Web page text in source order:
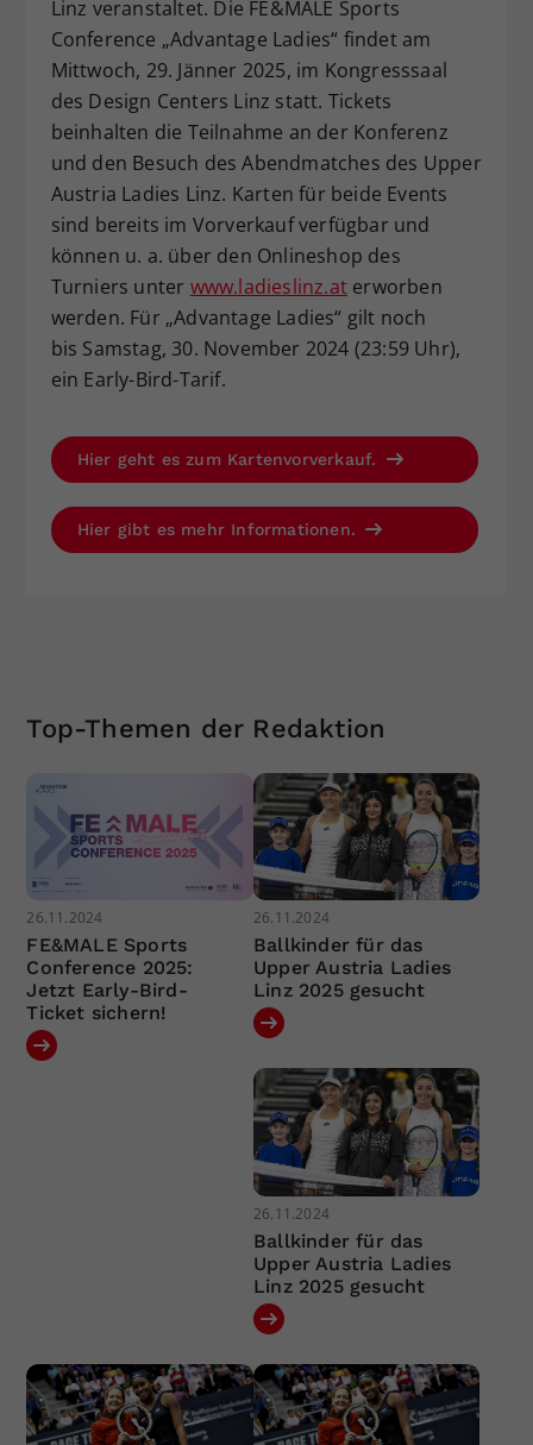
Linz veranstaltet. Die FE&MALE Sports
Conference „Advantage Ladies“ findet am
Mittwoch, 29. Jänner 2025, im Kongresssaal
des Design Centers Linz statt. Tickets
beinhalten die Teilnahme an der Konferenz
und den Besuch des Abendmatches des Upper
Austria Ladies Linz. Karten für beide Events
sind bereits im Vorverkauf verfügbar und
können u. a. über den Onlineshop des
Turniers unter www.ladieslinz.aterworben
werden. Für „Advantage Ladies“ gilt noch
bis Samstag, 30. November 2024 (23:59 Uhr),
ein Early-Bird-Tarif.
Hier geht es zum Kartenvorverkauf.
Hier gibt es mehr Informationen.
Top-Themen der Redaktion
26.11.2024
FE&MALE Sports
Conference 2025:
Jetzt Early-Bird-
Ticket sichern!
26.11.2024
Ballkinder für das
Upper Austria Ladies
Linz 2025 gesucht
26.11.2024
Ballkinder für das
Upper Austria Ladies
Linz 2025 gesucht